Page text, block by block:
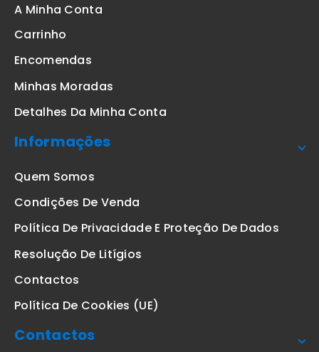
A Minha Conta
Carrinho
Encomendas
Minhas Moradas
Detalhes Da Minha Conta
Informações
Quem Somos
Condições De Venda
Política De Privacidade E Proteção De Dados
Resolução De Litígios
Contactos
Política De Cookies (UE)
Contactos